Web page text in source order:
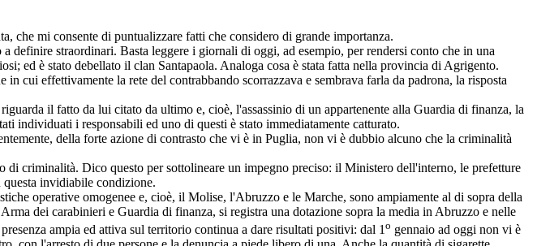
che mi consente di puntualizzare fatti che considero di grande importanza.
definire straordinari. Basta leggere i giornali di oggi, ad esempio, per rendersi conto che in una
ed è stato debellato il clan Santapaola. Analoga cosa è stata fatta nella provincia di Agrigento.
cui effettivamente la rete del contrabbando scorrazzava e sembrava farla da padrona, la risposta
il fatto da lui citato da ultimo e, cioè, l'assassinio di un appartenente alla Guardia di finanza, la
individuati i responsabili ed uno di questi è stato immediatamente catturato.
della forte azione di contrasto che vi è in Puglia, non vi è dubbio alcuno che la criminalità
criminalità. Dico questo per sottolineare un impegno preciso: il Ministero dell'interno, le prefetture
invidiabile condizione.
operative omogenee e, cioè, il Molise, l'Abruzzo e le Marche, sono ampiamente al di sopra della
dei carabinieri e Guardia di finanza, si registra una dotazione sopra la media in Abruzzo e nelle
ampia ed attiva sul territorio continua a dare risultati positivi: dal 1 o gennaio ad oggi non vi è